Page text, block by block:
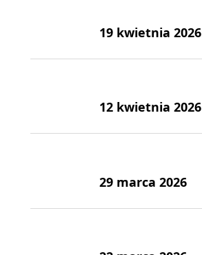
19 kwietnia 2026
12 kwietnia 2026
29 marca 2026